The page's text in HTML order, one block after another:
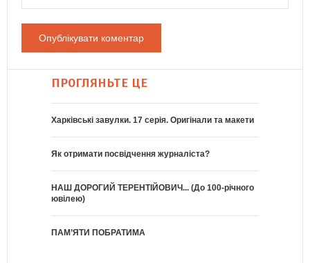
ПРОГЛЯНЬТЕ ЦЕ
Харківські завулки. 17 серія. Оригінали та макети
Як отримати посвідчення журналіста?
НАШ ДОРОГИЙ ТЕРЕНТІЙОВИЧ... (До 100-річного
ювілею)
ПАМ’ЯТИ ПОБРАТИМА